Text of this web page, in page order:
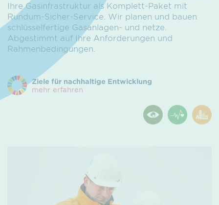
Ihre Gasinfrastruktur als Komplett-Paket mit
Rundum-Sicher-Service. Wir planen und bauen
schlüsselfertige Gasanlagen- und netze.
Abgestimmt auf Ihre Anforderungen und
Rahmenbedingungen.
Ziele für nachhaltige Entwicklung
mehr erfahren